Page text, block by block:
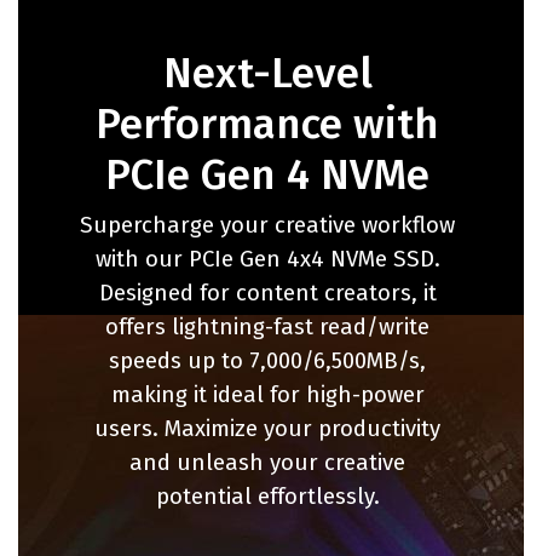
Next-Level
Performance with
PCIe Gen 4 NVMe
Supercharge your creative workflow
with our PCIe Gen 4x4 NVMe SSD.
Designed for content creators, it
offers lightning-fast read/write
speeds up to 7,000/6,500MB/s,
making it ideal for high-power
users. Maximize your productivity
and unleash your creative
potential effortlessly.